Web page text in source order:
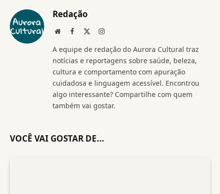
Redação
WebsiteFacebook Instagram
A equipe de redação do Aurora Cultural traz
notícias e reportagens sobre saúde, beleza,
cultura e comportamento com apuração
cuidadosa e linguagem acessível. Encontrou
algo interessante? Compartilhe com quem
também vai gostar.
VOCÊ VAI GOSTAR DE...